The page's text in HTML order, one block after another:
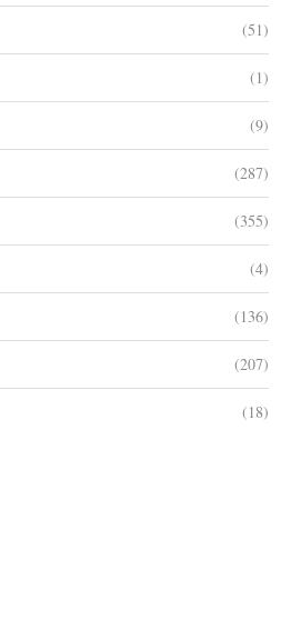
(51)
(1)
(9)
(287)
(355)
(4)
(136)
(207)
(18)